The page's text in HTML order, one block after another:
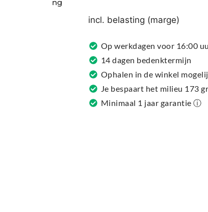
ng
n
t
i
v
e
:
incl. belasting (marge)
Op werkdagen voor 16:00
14 dagen bedenktermijn
Ophalen in de winkel
Je bespaart het milieu 173
Minimaal 1 jaar garantie ⓘ